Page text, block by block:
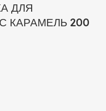
ДЛЯ
КАРАМЕЛЬ 200